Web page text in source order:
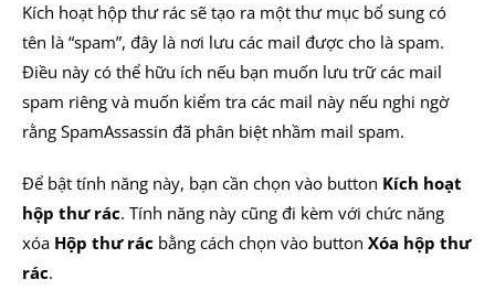
Kích hoạt hộp thư rác sẽ tạo ra một thư mục bổ sung có
tên là “spam”, đây là nơi lưu các mail được cho là spam.
Điều này có thể hữu ích nếu bạn muốn lưu trữ các mail
spam riêng và muốn kiểm tra các mail này nếu nghi ngờ
rằng SpamAssassin đã phân biệt nhầm mail spam.
Để bật tính năng này, bạn cần chọn vào button Kích hoạt
hộp thư rác. Tính năng này cũng đi kèm với chức năng
xóa Hộp thư rác bằng cách chọn vào button Xóa hộp thư
rác.